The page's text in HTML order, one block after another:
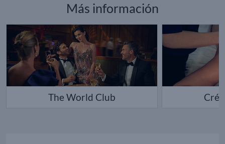
Más información
The World Club